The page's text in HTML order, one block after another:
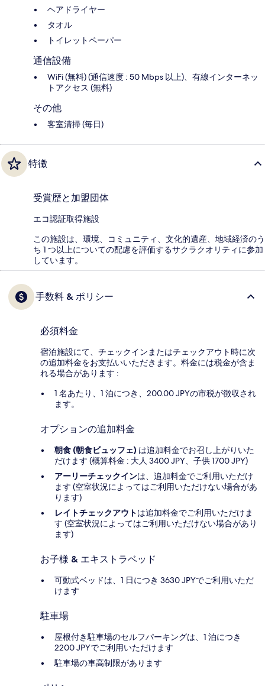
ヘアドライヤー
タオル
トイレットペーパー
通信設備
WiFi (無料) (通信速度 : 50 Mbps 以上)、有線インターネッ
トアクセス (無料)
その他
客室清掃 (毎日)
特徴
受賞歴と加盟団体
エコ認証取得施設
この施設は、環境、コミュニティ、文化的遺産、地域経済のう
ち 1 つ以上についての配慮を評価するサクラクオリティに参加
しています。
手数料 & ポリシー
必須料金
宿泊施設にて、チェックインまたはチェックアウト時に次
の追加料金をお支払いいただきます。料金には税金が含ま
れる場合があります :
1 名あたり、1 泊につき、200.00 JPYの市税が徴収され
ます。
オプションの追加料金
朝食 (朝食ビュッフェ) は追加料金でお召し上がりいた
だけます (概算料金 : 大人 3400 JPY、子供 1700 JPY)
アーリーチェックインは、追加料金でご利用いただけ
ます (空室状況によってはご利用いただけない場合があ
ります)
レイトチェックアウトは追加料金でご利用いただけま
す (空室状況によってはご利用いただけない場合があり
ます)
お子様 & エキストラベッド
可動式ベッドは、1 日につき 3630 JPYでご利用いただ
けます
駐車場
屋根付き駐車場のセルフパーキングは、1 泊につき
2200 JPYでご利用いただけます
駐車場の車高制限があります